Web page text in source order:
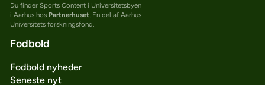
Du finder Sports Content i Universitetsbyen
i Aarhus hos Partnerhuset. En del af Aarhus
Universitets forskningsfond.
Fodbold
Fodbold nyheder
Seneste nyt